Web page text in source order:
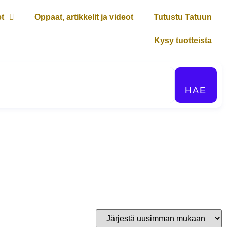
Oppaat, artikkelit ja videot Tutustu Tatuun
Kysy tuotteista
HAE